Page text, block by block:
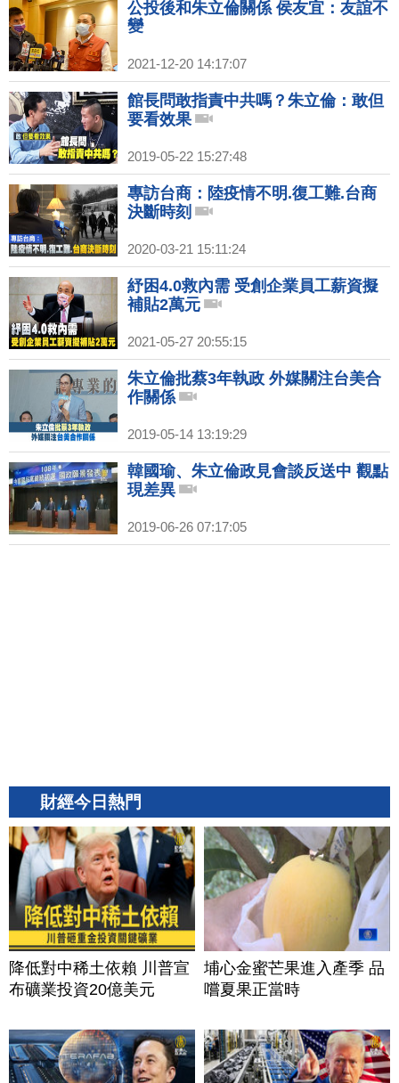
公投後和朱立倫關係 侯友宜：友誼不
變
2021-12-20 14:17:07
館長問敢指責中共嗎？朱立倫：敢但
要看效果
2019-05-22 15:27:48
專訪台商：陸疫情不明.復工難.台商
決斷時刻
2020-03-21 15:11:24
紓困4.0救內需 受創企業員工薪資擬
補貼2萬元
2021-05-27 20:55:15
朱立倫批蔡3年執政 外媒關注台美合
作關係
2019-05-14 13:19:29
韓國瑜、朱立倫政見會談反送中 觀點
現差異
2019-06-26 07:17:05
財經今日熱門
降低對中稀土依賴 川普宣
布礦業投資20億美元
埔心金蜜芒果進入產季 品
嚐夏果正當時